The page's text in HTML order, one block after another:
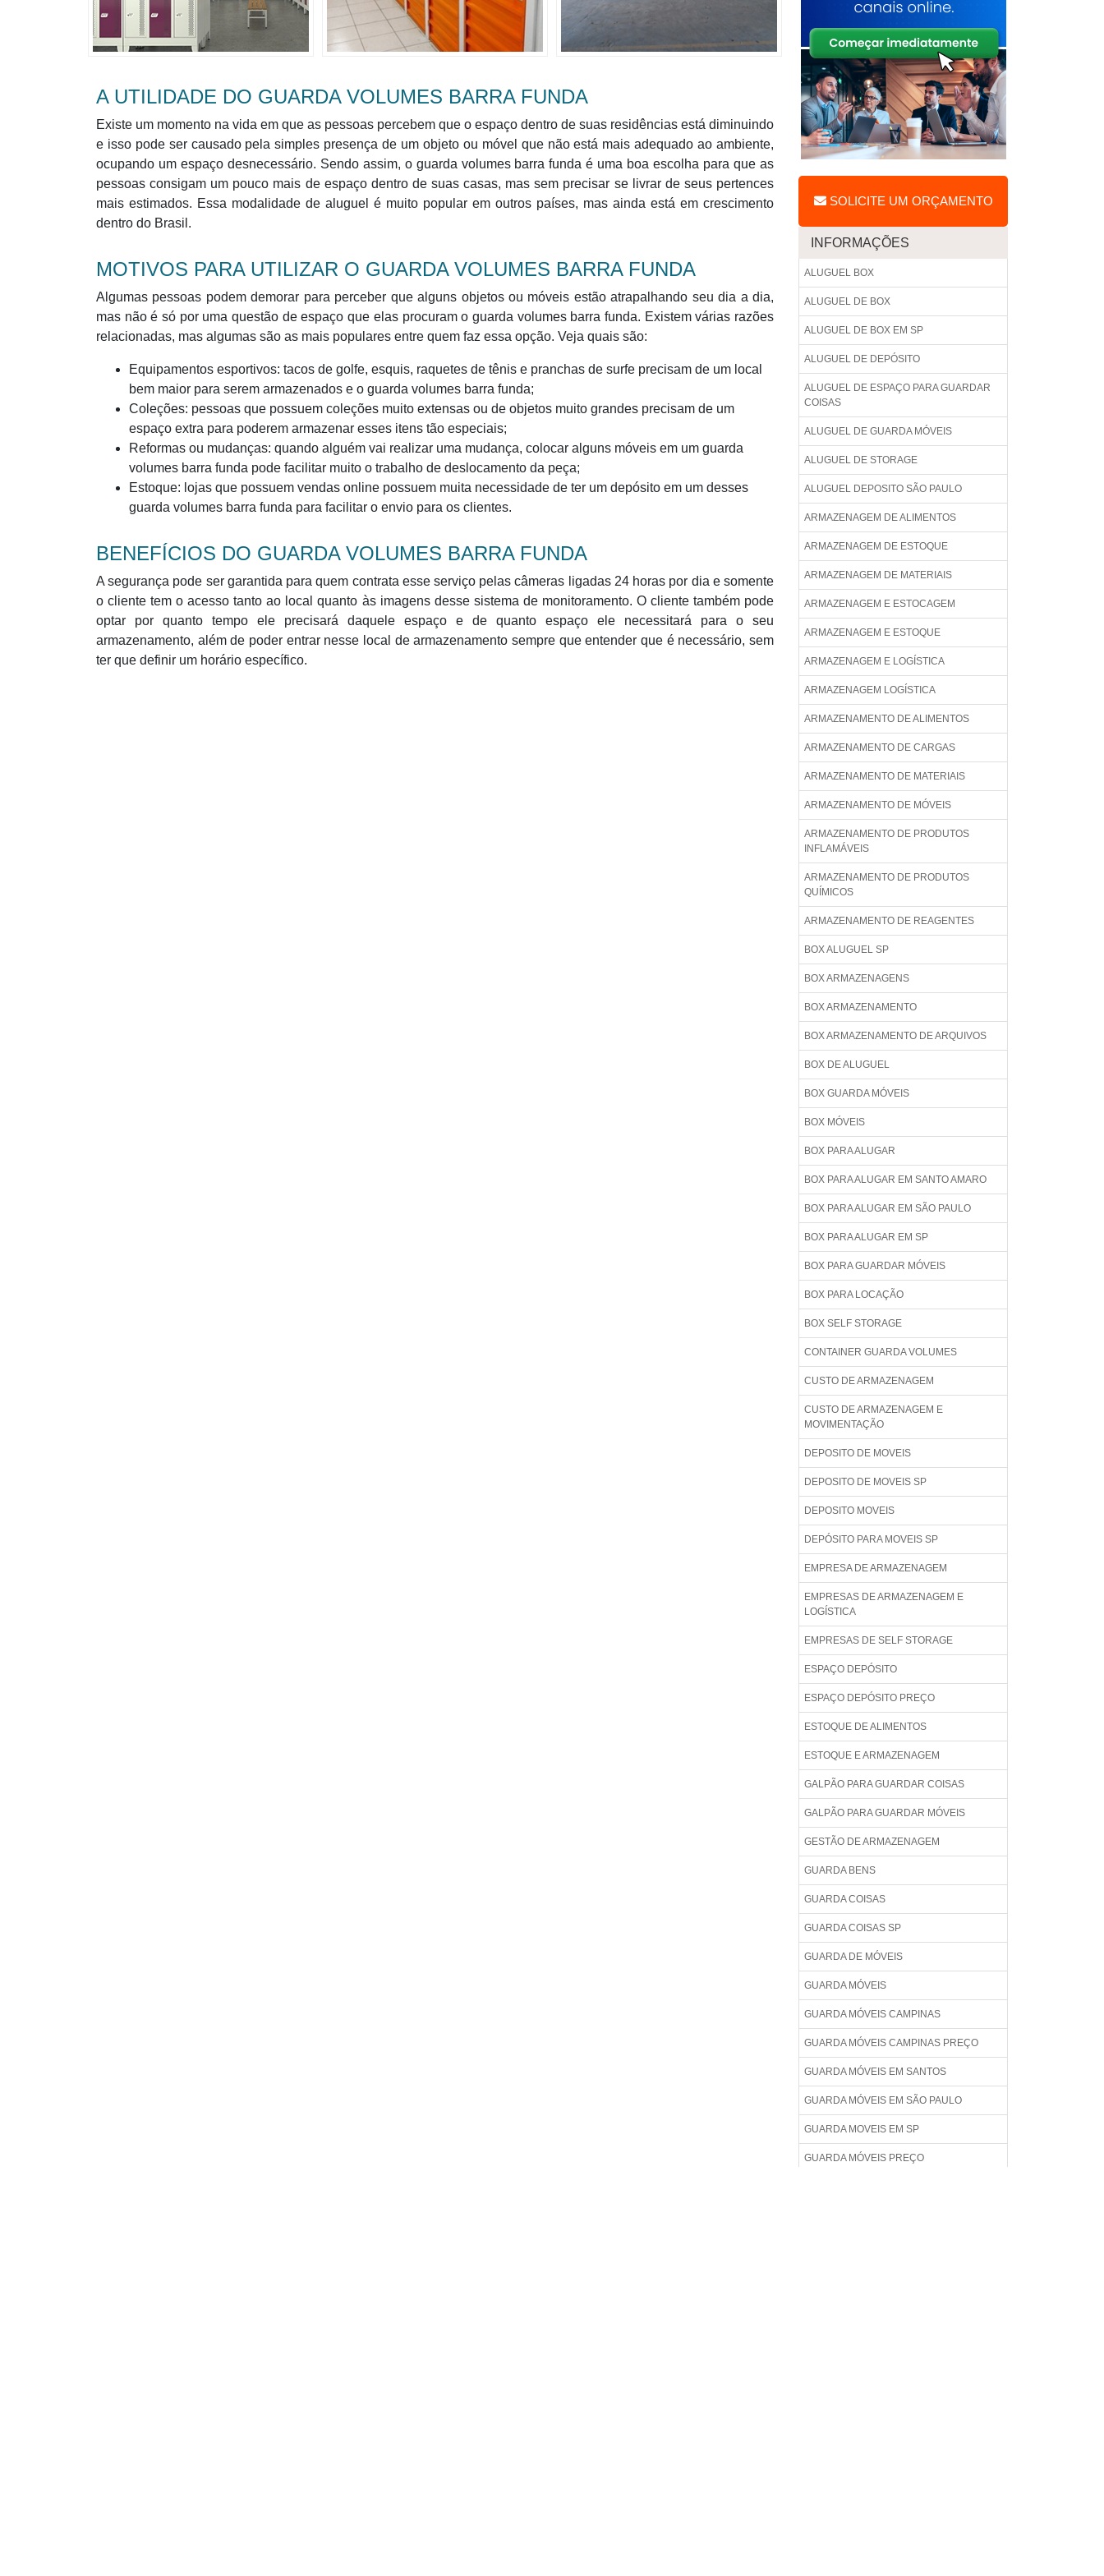
A UTILIDADE DO GUARDA VOLUMES BARRA FUNDA
Existe um momento na vida em que as pessoas percebem que o espaço dentro de suas residências está diminuindo
e isso pode ser causado pela simples presença de um objeto ou móvel que não está mais adequado ao ambiente,
ocupando um espaço desnecessário. Sendo assim, o guarda volumes barra funda é uma boa escolha para que as
pessoas consigam um pouco mais de espaço dentro de suas casas, mas sem precisar se livrar de seus pertences
mais estimados. Essa modalidade de aluguel é muito popular em outros países, mas ainda está em crescimento
dentro do Brasil.
MOTIVOS PARA UTILIZAR O GUARDA VOLUMES BARRA FUNDA
Algumas pessoas podem demorar para perceber que alguns objetos ou móveis estão atrapalhando seu dia a dia,
mas não é só por uma questão de espaço que elas procuram o guarda volumes barra funda. Existem várias razões
relacionadas, mas algumas são as mais populares entre quem faz essa opção. Veja quais são:
Equipamentos esportivos: tacos de golfe, esquis, raquetes de tênis e pranchas de surfe precisam de um local
bem maior para serem armazenados e o guarda volumes barra funda;
Coleções: pessoas que possuem coleções muito extensas ou de objetos muito grandes precisam de um
espaço extra para poderem armazenar esses itens tão especiais;
Reformas ou mudanças: quando alguém vai realizar uma mudança, colocar alguns móveis em um guarda
volumes barra funda pode facilitar muito o trabalho de deslocamento da peça;
Estoque: lojas que possuem vendas online possuem muita necessidade de ter um depósito em um desses
guarda volumes barra funda para facilitar o envio para os clientes.
BENEFÍCIOS DO GUARDA VOLUMES BARRA FUNDA
A segurança pode ser garantida para quem contrata esse serviço pelas câmeras ligadas 24 horas por dia e somente
o cliente tem o acesso tanto ao local quanto às imagens desse sistema de monitoramento. O cliente também pode
optar por quanto tempo ele precisará daquele espaço e de quanto espaço ele necessitará para o seu
armazenamento, além de poder entrar nesse local de armazenamento sempre que entender que é necessário, sem
ter que definir um horário específico.
SOLICITE UM ORÇAMENTO
INFORMAÇÕES
ALUGUEL BOX
ALUGUEL DE BOX
ALUGUEL DE BOX EM SP
ALUGUEL DE DEPÓSITO
ALUGUEL DE ESPAÇO PARA GUARDAR
COISAS
ALUGUEL DE GUARDA MÓVEIS
ALUGUEL DE STORAGE
ALUGUEL DEPOSITO SÃO PAULO
ARMAZENAGEM DE ALIMENTOS
ARMAZENAGEM DE ESTOQUE
ARMAZENAGEM DE MATERIAIS
ARMAZENAGEM E ESTOCAGEM
ARMAZENAGEM E ESTOQUE
ARMAZENAGEM E LOGÍSTICA
ARMAZENAGEM LOGÍSTICA
ARMAZENAMENTO DE ALIMENTOS
ARMAZENAMENTO DE CARGAS
ARMAZENAMENTO DE MATERIAIS
ARMAZENAMENTO DE MÓVEIS
ARMAZENAMENTO DE PRODUTOS
INFLAMÁVEIS
ARMAZENAMENTO DE PRODUTOS
QUÍMICOS
ARMAZENAMENTO DE REAGENTES
BOX ALUGUEL SP
BOX ARMAZENAGENS
BOX ARMAZENAMENTO
BOX ARMAZENAMENTO DE ARQUIVOS
BOX DE ALUGUEL
BOX GUARDA MÓVEIS
BOX MÓVEIS
BOX PARA ALUGAR
BOX PARA ALUGAR EM SANTO AMARO
BOX PARA ALUGAR EM SÃO PAULO
BOX PARA ALUGAR EM SP
BOX PARA GUARDAR MÓVEIS
BOX PARA LOCAÇÃO
BOX SELF STORAGE
CONTAINER GUARDA VOLUMES
CUSTO DE ARMAZENAGEM
CUSTO DE ARMAZENAGEM E
MOVIMENTAÇÃO
DEPOSITO DE MOVEIS
DEPOSITO DE MOVEIS SP
DEPOSITO MOVEIS
DEPÓSITO PARA MOVEIS SP
EMPRESA DE ARMAZENAGEM
EMPRESAS DE ARMAZENAGEM E
LOGÍSTICA
EMPRESAS DE SELF STORAGE
ESPAÇO DEPÓSITO
ESPAÇO DEPÓSITO PREÇO
ESTOQUE DE ALIMENTOS
ESTOQUE E ARMAZENAGEM
GALPÃO PARA GUARDAR COISAS
GALPÃO PARA GUARDAR MÓVEIS
GESTÃO DE ARMAZENAGEM
GUARDA BENS
GUARDA COISAS
GUARDA COISAS SP
GUARDA DE MÓVEIS
GUARDA MÓVEIS
GUARDA MÓVEIS CAMPINAS
GUARDA MÓVEIS CAMPINAS PREÇO
GUARDA MÓVEIS EM SANTOS
GUARDA MÓVEIS EM SÃO PAULO
GUARDA MOVEIS EM SP
GUARDA MÓVEIS PREÇO